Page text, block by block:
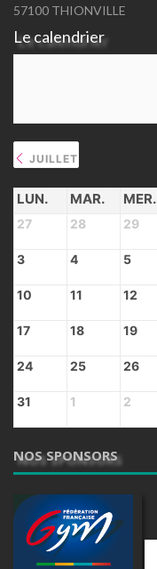
57100 THIONVILLE
Le calendrier
JUILLET
LUN. MAR. MER.
27 28 29
3 4 5
10 11 12
17 18 19
24 25 26
31 1 2
NOS SPONSORS